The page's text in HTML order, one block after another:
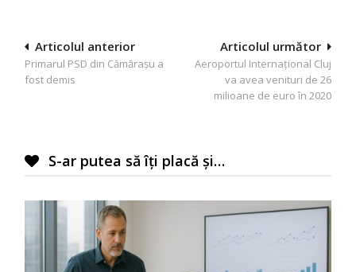
Navigare
în
Articolul următor
Aeroportul Internațional Cluj
va avea venituri de 26
milioane de euro în 2020
Articolul anterior
Primarul PSD din Cămărașu a
fost demis
S-ar putea să îți placă și…